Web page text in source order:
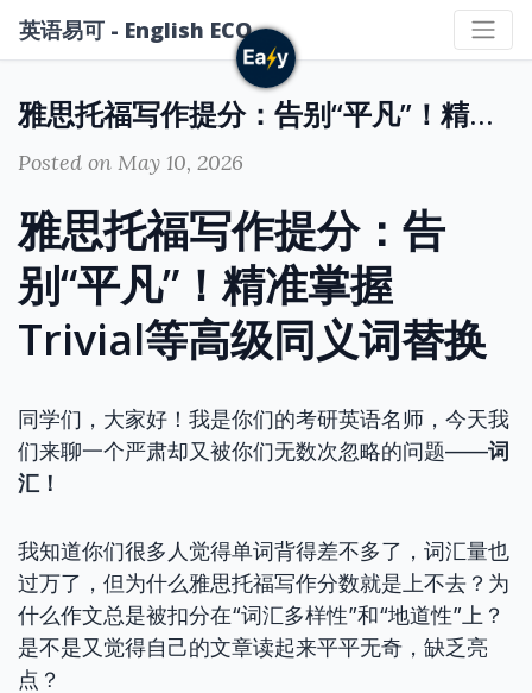
英语易可 - English ECO
雅思托福写作提分：告别“平凡”！精准掌握Trivial等高级同义词替换
Posted on May 10, 2026
雅思托福写作提分：告
别“平凡”！精准掌握
Trivial等高级同义词替换
同学们，大家好！我是你们的考研英语名师，今天我
们来聊一个严肃却又被你们无数次忽略的问题——词
汇！
我知道你们很多人觉得单词背得差不多了，词汇量也
过万了，但为什么雅思托福写作分数就是上不去？为
什么作文总是被扣分在“词汇多样性”和“地道性”上？
是不是又觉得自己的文章读起来平平无奇，缺乏亮
点？